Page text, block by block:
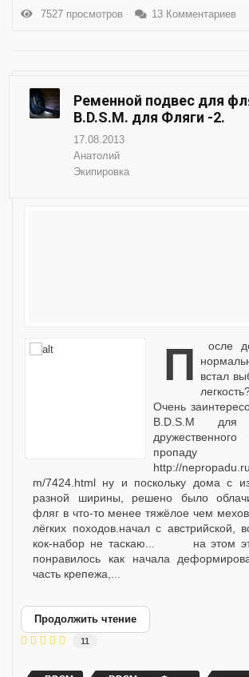
7527 просмотров 13 Комментариев
Ременной подвес для
B.D.S.M. для Фляги -2.
17.08.2013
Анатолий
Экипировка
После долгих поисков
встал
Очень
B.D.S.M
http://
m/7424.html ну и поскольку дома с
разной ширины, решено было
фляг в что-то менее тяжёлое чем
лёгких походов.начал с австрийской,
кок-набор не таскаю... на этом
понравилось как начала
часть крепежа,...
Продолжить чтение
11